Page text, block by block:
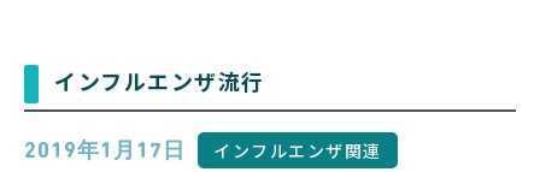
インフルエンザ流行
2019年1月17日 インフルエンザ関連